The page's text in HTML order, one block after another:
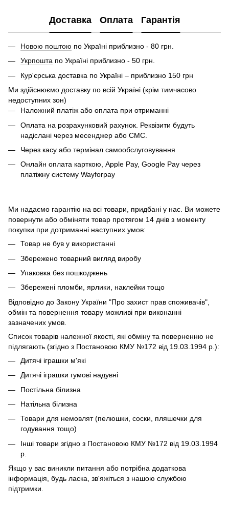
Доставка Оплата Гарантія
Новою поштою по Україні приблизно - 80 грн.
Укрпошта по Україні приблизно - 50 грн.
Кур'єрська доставка по Україні – приблизно 150 грн
Ми здійснюємо доставку по всій Україні (крім тимчасово
недоступних зон)
Наложний платіж або оплата при отриманні
Оплата на розрахунковий рахунок. Реквізити будуть
надіслані через месенджер або СМС.
Через касу або термінал самообслуговування
Онлайн оплата карткою, Apple Pay, Google Pay через
платіжну систему Wayforpay
Ми надаємо гарантію на всі товари, придбані у нас. Ви можете
повернути або обміняти товар протягом 14 днів з моменту
покупки при дотриманні наступних умов:
Товар не був у використанні
Збережено товарний вигляд виробу
Упаковка без пошкоджень
Збережені пломби, ярлики, наклейки тощо
Відповідно до Закону України "Про захист прав споживачів",
обмін та повернення товару можливі при виконанні
зазначених умов.
Список товарів належної якості, які обміну та поверненню не
підлягають (згідно з Постановою КМУ №172 від 19.03.1994 р.):
Дитячі іграшки м'які
Дитячі іграшки гумові надувні
Постільна білизна
Натільна білизна
Товари для немовлят (пелюшки, соски, пляшечки для
годування тощо)
Інші товари згідно з Постановою КМУ №172 від 19.03.1994
р.
Якщо у вас виникли питання або потрібна додаткова
інформація, будь ласка, зв'яжіться з нашою службою
підтримки.